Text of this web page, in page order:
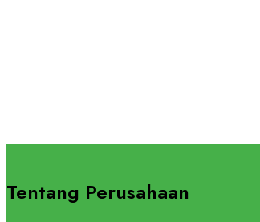
Tentang Perusahaan